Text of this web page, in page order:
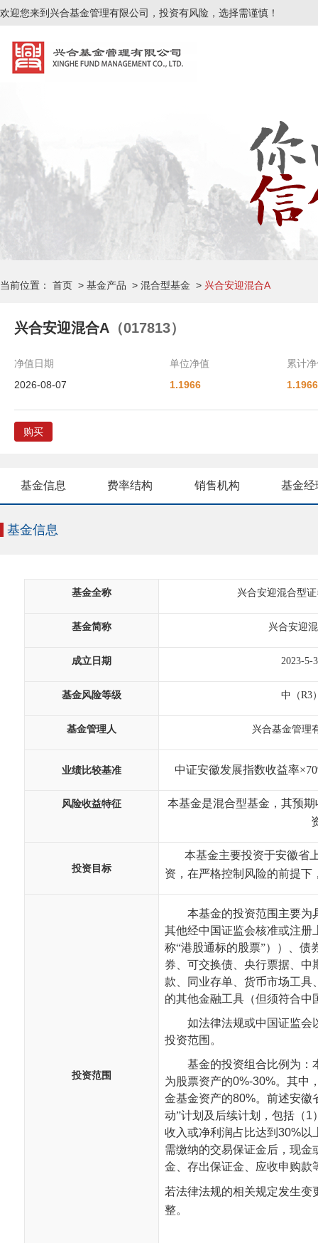
欢迎您来到兴合基金管理有限公司，投资有风险，选择需谨慎！
当前位置： 首页 > 基金产品 > 混合型基金 > 兴合安迎混合A
兴合安迎混合A （017813）
净值日期 单位净值
累计
2026-08-07
1.1966 1.1966
购买
基金信息 费率结构 销售机构 基金经
基金信息
基金全称 兴合安迎混合型
基金简称 兴合安迎
成立日期 2023-5-
基金风险等级 中（R3
基金管理人 兴合基金管理
业绩比较基准 中证安徽发展指数收益率×
风险收益特征
本基金是混合型基金，其预
投资目标
本基金主要投资于安徽省
资，在严格控制风险的前提
投资范围
本基金的投资范围主要为
其他经中国证监会核准或注册
称“港股通标的股票”））、
券、可交换债、央行票据、
款、同业存单、货币市场工具
的其他金融工具（但须符合中
如法律法规或中国证监会
投资范围。
基金的投资组合比例为：
为股票资产的0%-30%。其中
金基金资产的80%。前述安徽
动”计划及后续计划，包括（1
收入或净利润占比达到 30%以
需缴纳的交易保证金后，现
金、存出保证金、应收申购款
若法律法规的相关规定发生
整。
如遇线上交易系统异常不可用，您可采用传真交易或者柜台交易方式，地
人工服务时间：周一至周五上午8:30-11:30，下午13:00-17:00（法定节假
公司总机：0553-5666050 传真：0553-5666051 客服热线：400-997-
公司住所：安徽省芜湖市中山南路717号科技产业园A3栋
Copyright ©2022 兴合基金管理有限公司 版权所有 本网站支持IPV6 皖